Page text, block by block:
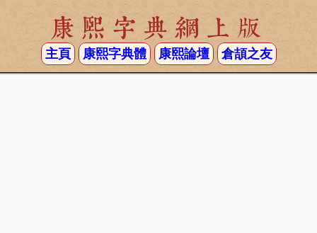
康熙字典網上版
主頁 康熙字典體 康熙論壇 倉頡之友